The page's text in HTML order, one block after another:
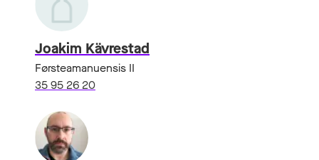
Joakim Kävrestad
Førsteamanuensis II
35 95 26 20